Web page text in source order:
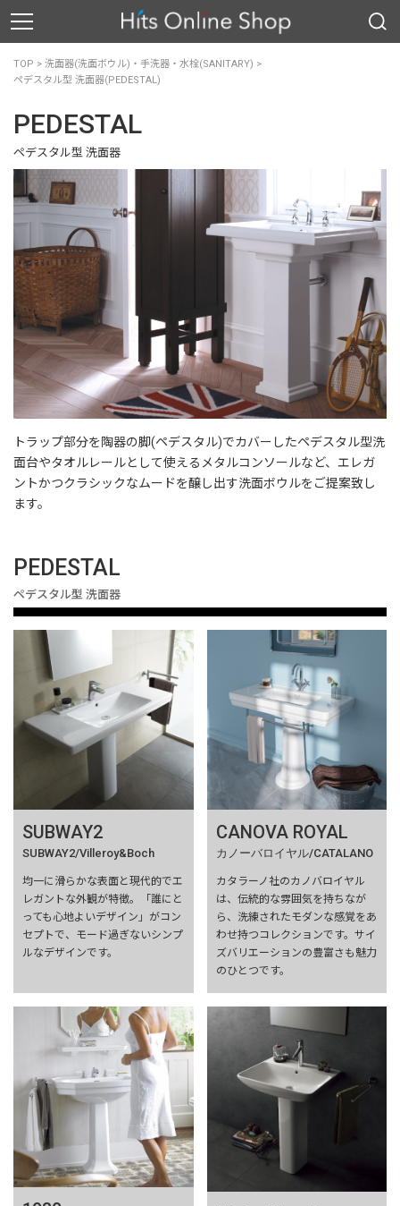
TOP > 洗面器(洗面ボウル)・手洗器・水栓(SANITARY) >
ペデスタル型 洗面器(PEDESTAL)
PEDESTAL
ペデスタル型 洗面器
トラップ部分を陶器の脚(ペデスタル)でカバーしたペデスタル型洗
面台やタオルレールとして使えるメタルコンソールなど、エレガ
ントかつクラシックなムードを醸し出す洗面ボウルをご提案致し
ます。
PEDESTAL
ペデスタル型 洗面器
SUBWAY2
SUBWAY2/Villeroy&Boch
均一に滑らかな表面と現代的でエ
レガントな外観が特徴。「誰にと
っても心地よいデザイン」がコン
セプトで、モード過ぎないシンプ
ルなデザインです。
CANOVA ROYAL
カノーバロイヤル/CATALANO
カタラーノ社のカノバロイヤル
は、伝統的な雰囲気を持ちなが
ら、洗練されたモダンな感覚をあ
わせ持つコレクションです。サイ
ズバリエーションの豊富さも魅力
のひとつです。